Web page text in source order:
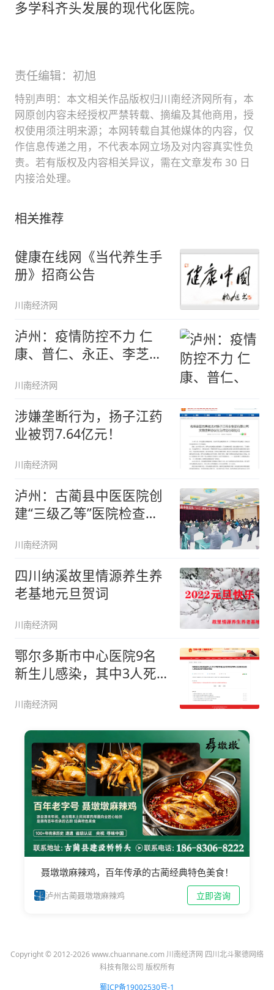
多学科齐头发展的现代化医院。
责任编辑：初旭
特别声明：本文相关作品版权归川南经济网所有，本
网原创内容未经授权严禁转载、摘编及其他商用，授
权使用须注明来源；本网转载自其他媒体的内容，仅
作信息传递之用，不代表本网立场及对内容真实性负
责。若有版权及内容相关异议，需在文章发布 30 日
内接洽处理。
相关推荐
健康在线网《当代养生手
册》招商公告
川南经济网
泸州：疫情防控不力 仁
康、普仁、永正、李芝林
川南经济网
涉嫌垄断行为，扬子江药
业被罚7.64亿元！
川南经济网
泸州：古蔺县中医医院创
建“三级乙等”医院检查评
川南经济网
四川纳溪故里情源养生养
老基地元旦贺词
川南经济网
鄂尔多斯市中心医院9名
新生儿感染，其中3人死
川南经济网
聂墩墩麻辣鸡，百年传承的古蔺经典特色美食！
泸州古蔺聂墩墩麻辣鸡 立即咨询
Copyright © 2012-2026 www.chuannane.com 川南经济网 四川北斗聚德网络
科技有限公司 版权所有
蜀ICP备19002530号-1